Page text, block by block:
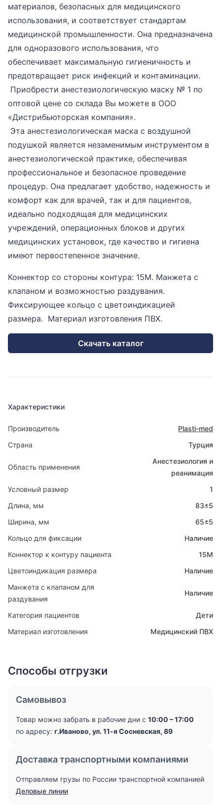
материалов, безопасных для медицинского
использования, и соответствует стандартам
медицинской промышленности. Она предназначена
для одноразового использования, что
обеспечивает максимальную гигиеничность и
предотвращает риск инфекций и контаминации.
Приобрести анестезиологическую маску № 1 по
оптовой цене со склада Вы можете в ООО
«Дистрибьюторская компания».
Эта анестезиологическая маска с воздушной
подушкой является незаменимым инструментом в
анестезиологической практике, обеспечивая
профессиональное и безопасное проведение
процедур. Она предлагает удобство, надежность и
комфорт как для врачей, так и для пациентов,
идеально подходящая для медицинских
учреждений, операционных блоков и других
медицинских установок, где качество и гигиена
имеют первостепенное значение.
Коннектор со стороны контура: 15М. Манжета с
клапаном и возможностью раздувания.
Фиксирующее кольцо с цветоиндикацией
размера. Материал изготовления ПВХ.
Скачать каталог
Характеристики
Производитель
Plasti-med
Страна
Турция
Область применения
Анестезиология и
реанимация
Условный размер
1
Длина, мм
83±5
Ширина, мм
65±5
Кольцо для фиксации
Наличие
Коннектор к контуру пациента
15М
Цветоиндикация размера
Наличие
Манжета с клапаном для
раздувания
Наличие
Категория пациентов
Дети
Материал изготовления
Медицинский ПВХ
Способы отгрузки
Самовывоз
Товар можно забрать в рабочие дни с 10:00 – 17:00
по адресу: г.Иваново, ул. 11-я Сосневская, 89
Доставка транспортными компаниями
Отправляем грузы по России транспортной компанией
Деловые линии